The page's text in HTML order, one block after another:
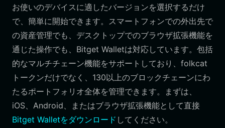
お使いのデバイスに適したバージョンを選択するだけ
で、簡単に開始できます。スマートフォンでの外出先で
の資産管理でも、デスクトップでのブラウザ拡張機能を
通じた操作でも、Bitget Walletは対応しています。包括
的なマルチチェーン機能をサポートしており、folkcat
トークンだけでなく、130以上のブロックチェーンにわ
たるポートフォリオ全体を管理できます。まずは、
iOS、Android、またはブラウザ拡張機能として直接
Bitget Walletをダウンロード してください。